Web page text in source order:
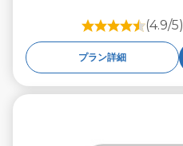
(4.9/5)
プラン詳細